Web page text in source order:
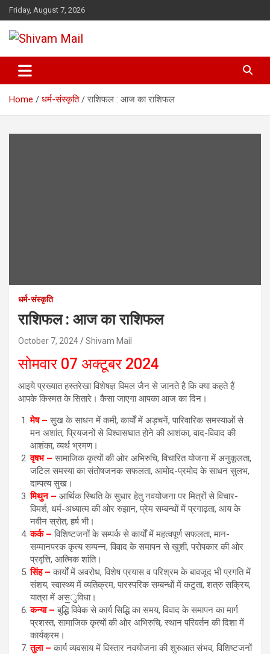
Skip
to
content
Friday, August 7, 2026
Shivam Mail
Home धर्म-संस्कृति राशिफल : आज का राशिफल
धर्म-संस्कृति
राशिफल : आज का राशिफल
October 7, 2024 Shivam Mail
सोमवार 07 अक्टूबर 2024
आइये प्रख्यात हस्तरेखा विशेषज्ञ विमल जैन से जानते है कि क्या कहते हैं
आपके किस्मत के सितारे। कैसा जाएगा आपका आज का दिन।
मेष – सुख के साधन में कमी, कार्यों में अड़चनें, पारिवारिक समस्याओं से
मन अशांत, प्रियजनों से विश्वासघात होने की आशंका, वाद-विवाद की
आशंका, व्यर्थ भ्रमण।
वृषभ –सामाजिक कृत्यों की ओर अभिरुचि, विचारित योजना में अनुकूलता,
जटिल समस्या का संतोषजनक सफलता, आमोद-प्रमोद के साधन सुलभ,
दाम्पत्य सुख।
मिथुन – आर्थिक स्थिति के सुधार हेतु नवयोजना पर मित्रों से विचार-
विमर्श, धर्म-अध्यात्म की ओर रुझान, प्रेम सम्बन्धों में प्रगाढ़ता, आय के
नवीन स्रोत, हर्ष भी।
कर्क – विशिष्टजनों के सम्पर्क से कार्यों में महत्वपूर्ण सफलता, मान-
सम्मानपरक कृत्य सम्पन्न, विवाद के समापन से खुशी, परोपकार की ओर
प्रवृत्ति, आत्मिक शांति।
सिंह – कार्यों में अवरोध, विशेष प्रयास व परिश्रम के बावजूद भी प्रगति में
संशय, स्वास्थ्य में व्यतिक्रम, पारस्परिक सम्बन्धों में कटुता, शत्रु सक्रिय,
यात्रा में अस॒ुविधा।
कन्या – बुद्धि विवेक से कार्य सिद्धि का समय, विवाद के समापन का मार्ग
प्रशस्त, सामाजिक कृत्यों की ओर अभिरुचि, स्थान परिवर्तन की दिशा में
कार्यक्रम।
तुला – कार्य व्यवसाय में विस्तार नवयोजना की शुरुआत संभव, विशिष्टजनों